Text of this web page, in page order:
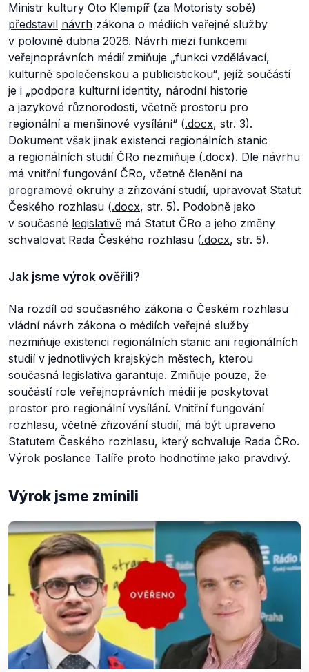
Ministr kultury Oto Klempíř (za Motoristy sobě)
představil návrh zákona o médiích veřejné služby
v polovině dubna 2026. Návrh mezi funkcemi
veřejnoprávních médií zmiňuje „funkci vzdělávací,
kulturně společenskou a publicistickou“, jejíž součástí
je i „podpora kulturní identity, národní historie
a jazykové různorodosti, včetně prostoru pro
regionální a menšinové vysílání“ (.docx, str. 3).
Dokument však jinak existenci regionálních stanic
a regionálních studií ČRo nezmiňuje (.docx). Dle návrhu
má vnitřní fungování ČRo, včetně členění na
programové okruhy a zřizování studií, upravovat Statut
Českého rozhlasu (.docx, str. 5). Podobně jako
v současné legislativě má Statut ČRo a jeho změny
schvalovat Rada Českého rozhlasu (.docx, str. 5).
Jak jsme výrok ověřili?
Na rozdíl od současného zákona o Českém rozhlasu
vládní návrh zákona o médiích veřejné služby
nezmiňuje existenci regionálních stanic ani regionálních
studií v jednotlivých krajských městech, kterou
současná legislativa garantuje. Zmiňuje pouze, že
součástí role veřejnoprávních médií je poskytovat
prostor pro regionální vysílání. Vnitřní fungování
rozhlasu, včetně zřizování studií, má být upraveno
Statutem Českého rozhlasu, který schvaluje Rada ČRo.
Výrok poslance Talíře proto hodnotíme jako pravdivý.
Výrok jsme zmínili